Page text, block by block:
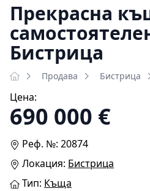
Прекрасна
Бистрица
Продава Бистрица
Цена:
690 000 €
Реф. №: 20874
Локация: Бистрица
Тип: Къща